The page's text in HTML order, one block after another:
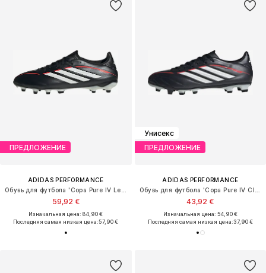
ПРЕДЛОЖЕНИЕ
ADIDAS PERFORMANCE
59,92 €
Изначальная цена: 84,90 €
Последняя самая низкая цена:57,90 €
Унисекс
ПРЕДЛОЖЕНИЕ
ADIDAS PERFORMANCE
43,92 €
Изначальная цена: 54,90 €
Последняя самая низкая цена:37,90 €